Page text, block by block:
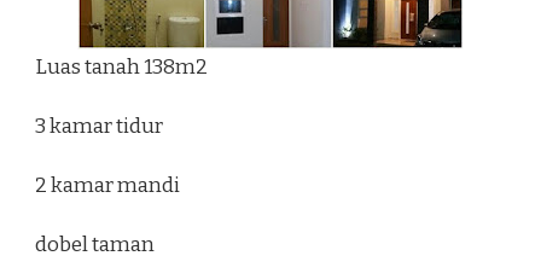
Luas tanah 138m2
3 kamar tidur
2 kamar mandi
dobel taman